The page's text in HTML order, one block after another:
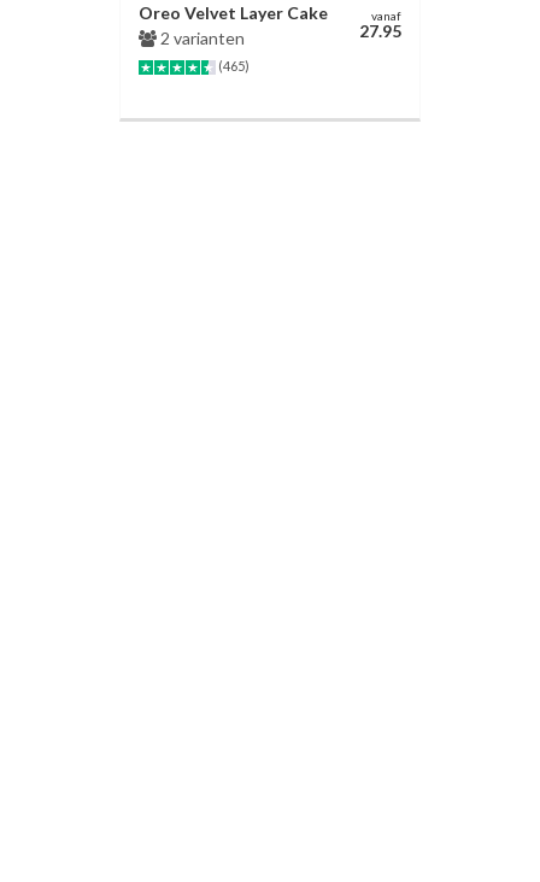
Oreo Velvet Layer Cake
2 varianten
(465)
vanaf
27.95